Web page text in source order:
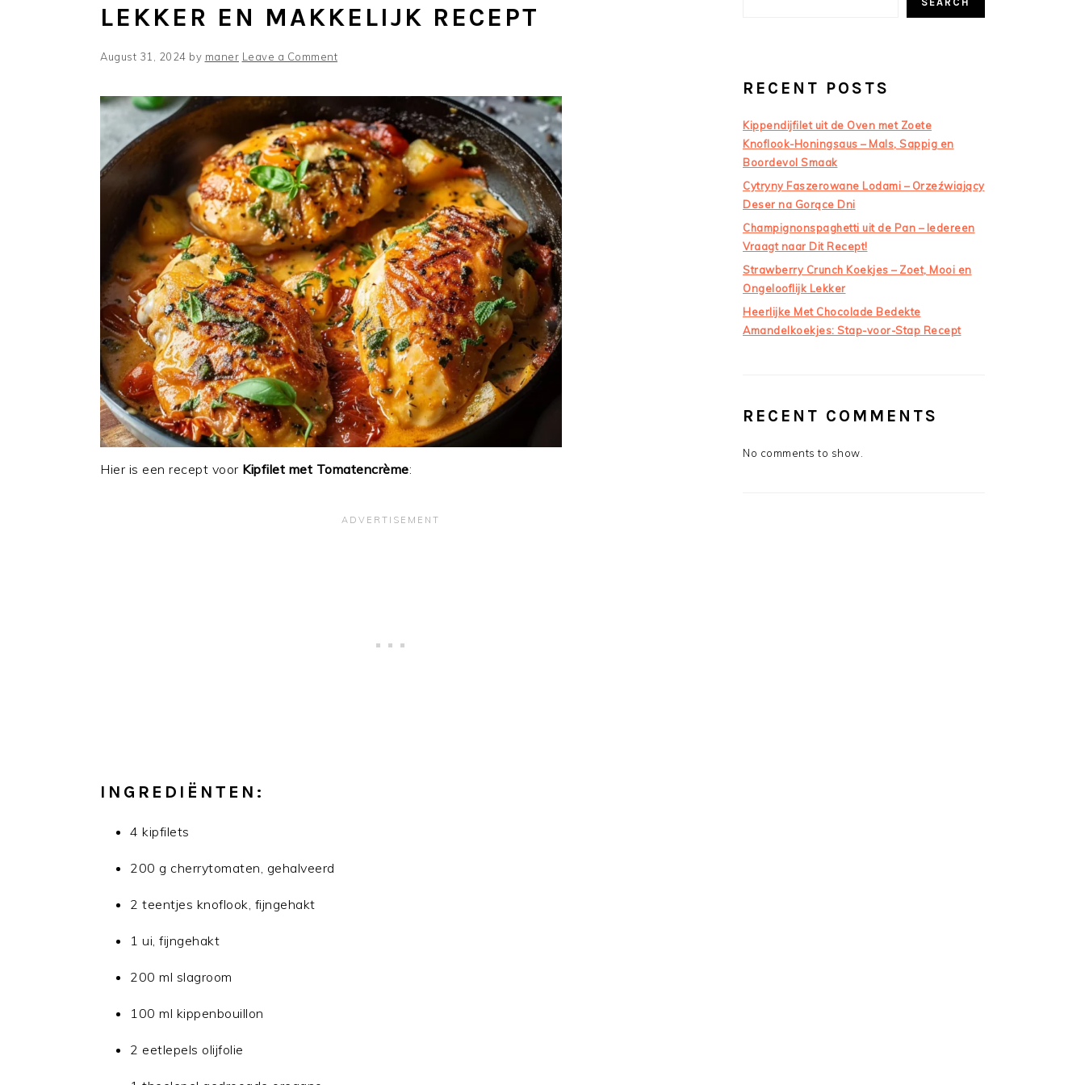
LEKKER EN MAKKELIJK RECEPT
August 31, 2024 by maner Leave a Comment
Hier is een recept voor Kipfilet met Tomatencrème:
INGREDIËNTEN:
4 kipfilets
200 g cherrytomaten, gehalveerd
2 teentjes knoflook, fijngehakt
1 ui, fijngehakt
200 ml slagroom
100 ml kippenbouillon
2 eetlepels olijfolie
RECENT POSTS
Kippendijfilet uit de Oven met Zoete
Knoflook-Honingsaus – Mals, Sappig en
Boordevol Smaak
Cytryny Faszerowane Lodami – Orzeźwiający
Deser na Gorące Dni
Champignonspaghetti uit de Pan – Iedereen
Vraagt naar Dit Recept!
Strawberry Crunch Koekjes – Zoet, Mooi en
Ongelooflijk Lekker
Heerlijke Met Chocolade Bedekte
Amandelkoekjes: Stap-voor-Stap Recept
RECENT COMMENTS
No comments to show.